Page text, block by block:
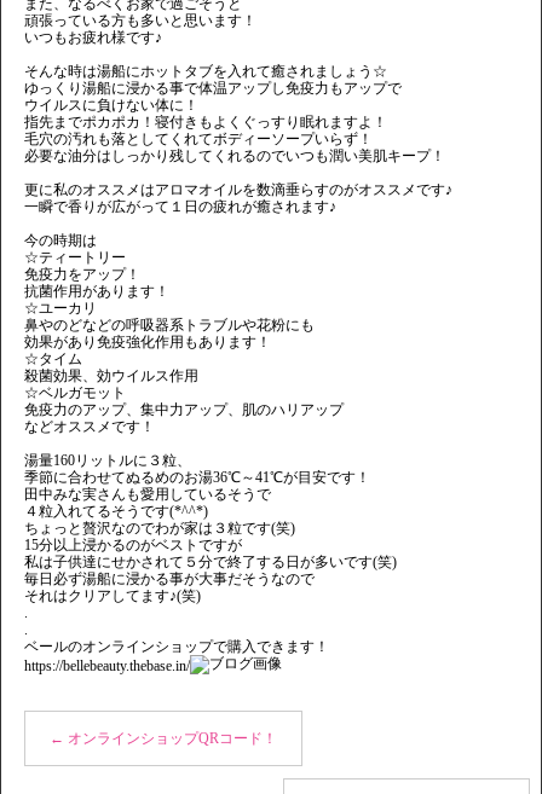
また、なるべくお家で過ごそうと
頑張っている方も多いと思います！
いつもお疲れ様です♪
そんな時は湯船にホットタブを入れて癒されましょう☆
ゆっくり湯船に浸かる事で体温アップし免疫力もアップで
ウイルスに負けない体に！
指先までポカポカ！寝付きもよくぐっすり眠れますよ！
毛穴の汚れも落としてくれてボディーソープいらず！
必要な油分はしっかり残してくれるのでいつも潤い美肌キープ！
更に私のオススメはアロマオイルを数滴垂らすのがオススメです♪
一瞬で香りが広がって１日の疲れが癒されます♪
今の時期は
☆ティートリー
免疫力をアップ！
抗菌作用があります！
☆ユーカリ
鼻やのどなどの呼吸器系トラブルや花粉にも
効果があり免疫強化作用もあります！
☆タイム
殺菌効果、効ウイルス作用
☆ベルガモット
免疫力のアップ、集中力アップ、肌のハリアップ
などオススメです！
湯量160リットルに３粒、
季節に合わせてぬるめのお湯36℃～41℃が目安です！
田中みな実さんも愛用しているそうで
４粒入れてるそうです(*^^*)
ちょっと贅沢なのでわが家は３粒です(笑)
15分以上浸かるのがベストですが
私は子供達にせかされて５分で終了する日が多いです(笑)
毎日必ず湯船に浸かる事が大事だそうなので
それはクリアしてます♪(笑)
.
.
ベールのオンラインショップで購入できます！
https://bellebeauty.thebase.in/
← オンラインショップQRコード！